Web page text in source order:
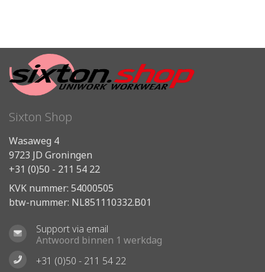
Sixton Shop
Wasaweg 4
9723 JD Groningen
+31 (0)50 - 211 54 22
KVK nummer: 54000505
btw-nummer: NL851110332.B01
Support via email
Antwoord binnen 1 werkdag
+31 (0)50 - 211 54 22